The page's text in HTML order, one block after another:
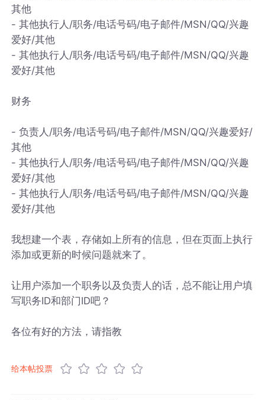
其他
- 其他执行人/职务/电话号码/电子邮件/MSN/QQ/兴趣
爱好/其他
- 其他执行人/职务/电话号码/电子邮件/MSN/QQ/兴趣
爱好/其他
财务
- 负责人/职务/电话号码/电子邮件/MSN/QQ/兴趣爱好/
其他
- 其他执行人/职务/电话号码/电子邮件/MSN/QQ/兴趣
爱好/其他
- 其他执行人/职务/电话号码/电子邮件/MSN/QQ/兴趣
爱好/其他
我想建一个表，存储如上所有的信息，但在页面上执行
添加或更新的时候问题就来了。
让用户添加一个职务以及负责人的话，总不能让用户填
写职务ID和部门ID吧？
各位有好的方法，请指教
给本帖投票